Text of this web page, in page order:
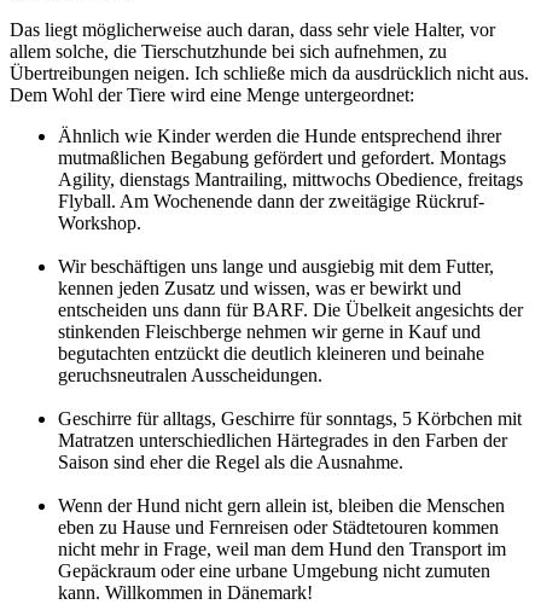
Das liegt möglicherweise auch daran, dass sehr viele Halter, vor
allem solche, die Tierschutzhunde bei sich aufnehmen, zu
Übertreibungen neigen. Ich schließe mich da ausdrücklich nicht aus.
Dem Wohl der Tiere wird eine Menge untergeordnet:
Ähnlich wie Kinder werden die Hunde entsprechend ihrer
mutmaßlichen Begabung gefördert und gefordert. Montags
Agility, dienstags Mantrailing, mittwochs Obedience, freitags
Flyball. Am Wochenende dann der zweitägige Rückruf-
Workshop.
Wir beschäftigen uns lange und ausgiebig mit dem Futter,
kennen jeden Zusatz und wissen, was er bewirkt und
entscheiden uns dann für BARF. Die Übelkeit angesichts der
stinkenden Fleischberge nehmen wir gerne in Kauf und
begutachten entzückt die deutlich kleineren und beinahe
geruchsneutralen Ausscheidungen.
Geschirre für alltags, Geschirre für sonntags, 5 Körbchen mit
Matratzen unterschiedlichen Härtegrades in den Farben der
Saison sind eher die Regel als die Ausnahme.
Wenn der Hund nicht gern allein ist, bleiben die Menschen
eben zu Hause und Fernreisen oder Städtetouren kommen
nicht mehr in Frage, weil man dem Hund den Transport im
Gepäckraum oder eine urbane Umgebung nicht zumuten
kann. Willkommen in Dänemark!